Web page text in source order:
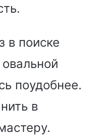
в поиске
поудобнее.
в